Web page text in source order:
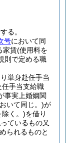
る。
号において同
家賃(使用料を
則で定める職
単身赴任手当
手当支給職
事実上婚姻関
いて同じ。)が
除く。)を借り
ているもの又
られるものと